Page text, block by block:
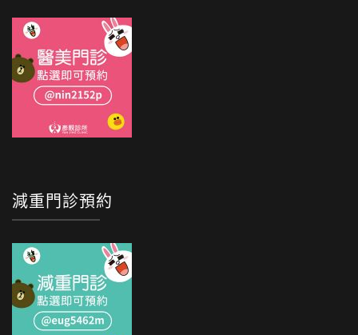
減重門診預約